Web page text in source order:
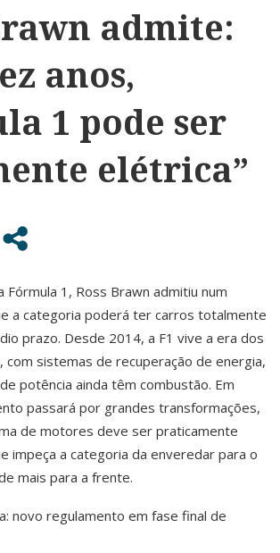
admite:
anos,
1 pode ser
elétrica”
Fórmula 1, Ross Brawn admitiu num
a categoria poderá ter carros totalmente
prazo. Desde 2014, a F1 vive a era dos
sistemas de recuperação de energia,
potência ainda têm combustão. Em
passará por grandes transformações,
de motores deve ser praticamente
impeça a categoria da enveredar para o
mais para a frente.
novo regulamento em fase final de